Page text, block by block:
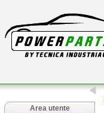
Area utente